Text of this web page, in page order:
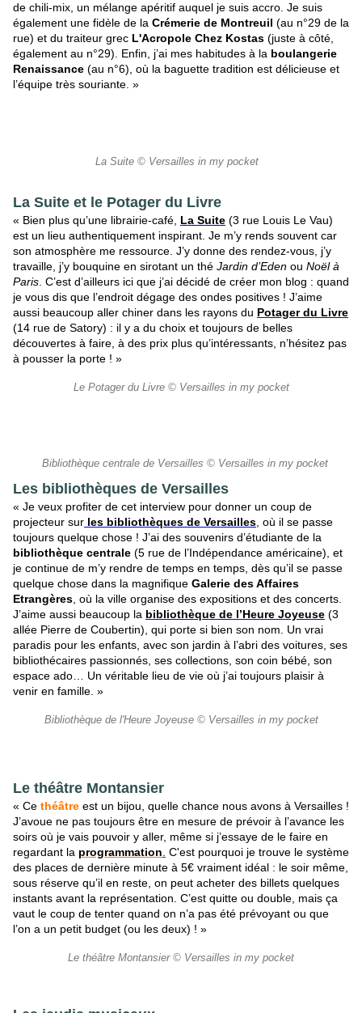
de chili-mix, un mélange apéritif auquel je suis accro. Je suis
également une fidèle de la Crémerie de Montreuil (au n°29 de la
rue) et du traiteur grec L'Acropole Chez Kostas (juste à côté,
également au n°29). Enfin, j’ai mes habitudes à la boulangerie
Renaissance (au n°6), où la baguette tradition est délicieuse et
l’équipe très souriante. »
La Suite © Versailles in my pocket
La Suite et le Potager du Livre
« Bien plus qu’une librairie-café, La Suite (3 rue Louis Le Vau)
est un lieu authentiquement inspirant. Je m’y rends souvent car
son atmosphère me ressource. J’y donne des rendez-vous, j’y
travaille, j’y bouquine en sirotant un thé Jardin d’Eden ou Noël à
Paris . C’est d’ailleurs ici que j’ai décidé de créer mon blog : quand
je vous dis que l’endroit dégage des ondes positives ! J’aime
aussi beaucoup aller chiner dans les rayons du Potager du Livre
(14 rue de Satory) : il y a du choix et toujours de belles
découvertes à faire, à des prix plus qu’intéressants, n’hésitez pas
à pousser la porte ! »
Le Potager du Livre © Versailles in my pocket
Bibliothèque centrale de Versailles © Versailles in my pocket
Les bibliothèques de Versailles
« Je veux profiter de cet interview pour donner un coup de
projecteur sur les bibliothèques de Versailles , où il se passe
toujours quelque chose ! J’ai des souvenirs d’étudiante de la
bibliothèque centrale (5 rue de l’Indépendance américaine), et
je continue de m’y rendre de temps en temps, dès qu’il se passe
quelque chose dans la magnifique Galerie des Affaires
Etrangères , où la ville organise des expositions et des concerts.
J’aime aussi beaucoup la bibliothèque de l’Heure Joyeuse (3
allée Pierre de Coubertin), qui porte si bien son nom. Un vrai
paradis pour les enfants, avec son jardin à l’abri des voitures, ses
bibliothécaires passionnés, ses collections, son coin bébé, son
espace ado… Un véritable lieu de vie où j’ai toujours plaisir à
venir en famille. »
Bibliothèque de l'Heure Joyeuse © Versailles in my pocket
Le théâtre Montansier
« Ce théâtre est un bijou, quelle chance nous avons à Versailles !
J’avoue ne pas toujours être en mesure de prévoir à l’avance les
soirs où je vais pouvoir y aller, même si j’essaye de le faire en
regardant la programmation C'est pourquoi je trouve le système
des places de dernière minute à 5€ vraiment idéal : le soir même,
sous réserve qu’il en reste, on peut acheter des billets quelques
instants avant la représentation. C’est quitte ou double, mais ça
vaut le coup de tenter quand on n’a pas été prévoyant ou que
l’on a un petit budget (ou les deux) ! »
Le théâtre Montansier © Versailles in my pocket